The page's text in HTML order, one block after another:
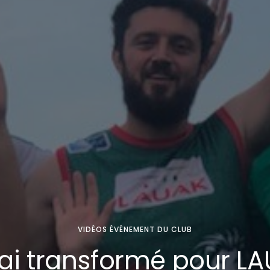
VIDÉOS ÉVÉNEMENT DU CLUB
transformé pour